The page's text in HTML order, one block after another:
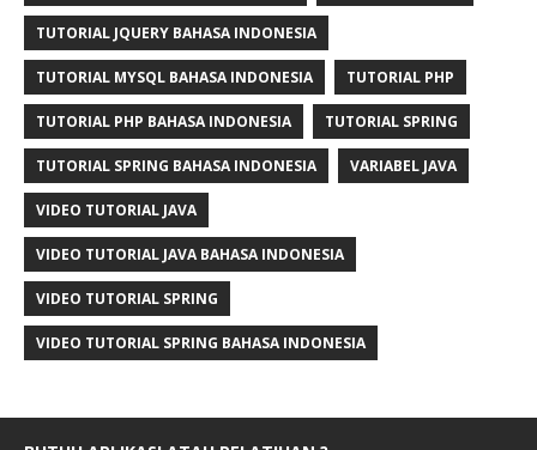
TUTORIAL JQUERY BAHASA INDONESIA
TUTORIAL MYSQL BAHASA INDONESIA TUTORIAL PHP
TUTORIAL PHP BAHASA INDONESIA TUTORIAL SPRING
TUTORIAL SPRING BAHASA INDONESIA VARIABEL JAVA
VIDEO TUTORIAL JAVA
VIDEO TUTORIAL JAVA BAHASA INDONESIA
VIDEO TUTORIAL SPRING
VIDEO TUTORIAL SPRING BAHASA INDONESIA